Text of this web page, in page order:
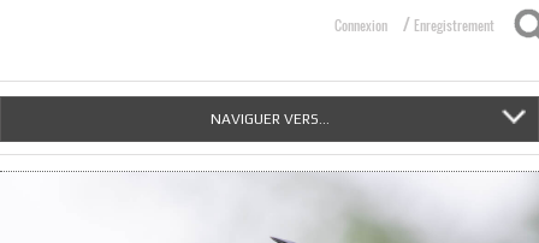
Connexion / Enregistrement
NAVIGUER VERS...